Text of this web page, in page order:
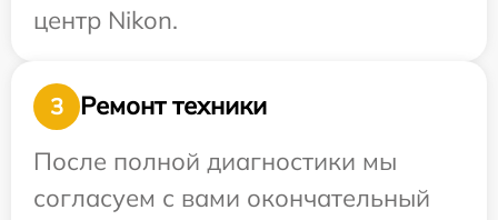
центр Nikon.
3
Ремонт техники
После полной диагностики мы
согласуем с вами окончательный